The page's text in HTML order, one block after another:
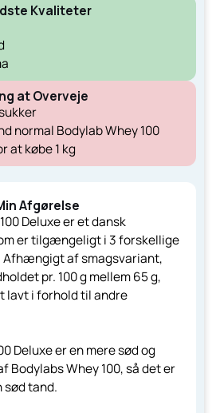
Kvaliteter
at Overveje
normal Bodylab Whey 100
at købe 1 kg
Afgørelse
Deluxe er et dansk
er tilgængeligt i 3 forskellige
Afhængigt af smagsvariant,
pr. 100 g mellem 65 g,
lavt i forhold til andre
Deluxe er en mere sød og
Bodylabs Whey 100, så det er
sød tand.